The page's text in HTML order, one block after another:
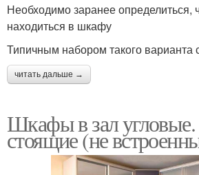
Необходимо заранее определиться,
находиться в шкафу
Типичным набором такого варианта
читать дальше →
Шкафы в зал
стоящие (не